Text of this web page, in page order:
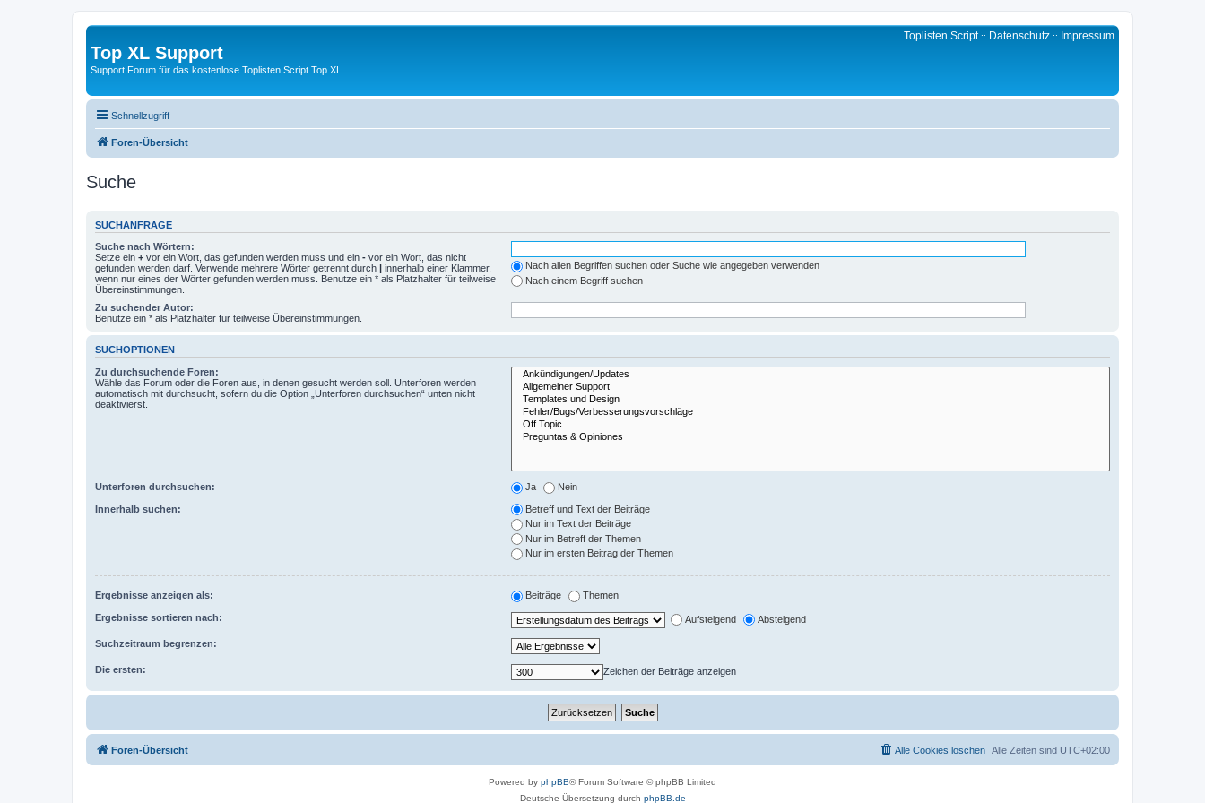
Top XL Support
Support Forum für das kostenlose Toplisten Script Top XL
Toplisten Script:: Datenschutz :: Impressum
Schnellzugriff
Foren-Übersicht
Suche
SUCHANFRAGE
Suche nach Wörtern:
Setze ein + vor ein Wort, das gefunden werden muss und ein - vor ein Wort, das nicht
gefunden werden darf. Verwende mehrere Wörter getrennt durch | innerhalb einer Klammer,
wenn nur eines der Wörter gefunden werden muss. Benutze ein * als Platzhalter für teilweise
Übereinstimmungen.
Nach allen Begriffen suchen oder Suche wie angegeben verwenden
Nach einem Begriff suchen
Zu suchender Autor:
Benutze ein * als Platzhalter für teilweise Übereinstimmungen.
SUCHOPTIONEN
Zu durchsuchende Foren:
Wähle das Forum oder die Foren aus, in denen gesucht werden soll. Unterforen werden
automatisch mit durchsucht, sofern du die Option „Unterforen durchsuchen“ unten nicht
deaktivierst.
Unterforen durchsuchen: Ja Nein
Innerhalb suchen:
Betreff und Text der Beiträge
Nur im Text der Beiträge
Nur im Betreff der Themen
Nur im ersten Beitrag der Themen
Ergebnisse anzeigen als: Beiträge Themen
Ergebnisse sortieren nach: Aufsteigend Absteigend
Suchzeitraum begrenzen:
Die ersten: Zeichen der Beiträge anzeigen
Foren-Übersicht Alle Zeiten sind UTC+02:00
Alle Cookies löschen
Powered by phpBB® Forum Software © phpBB Limited
Deutsche Übersetzung durch phpBB.de